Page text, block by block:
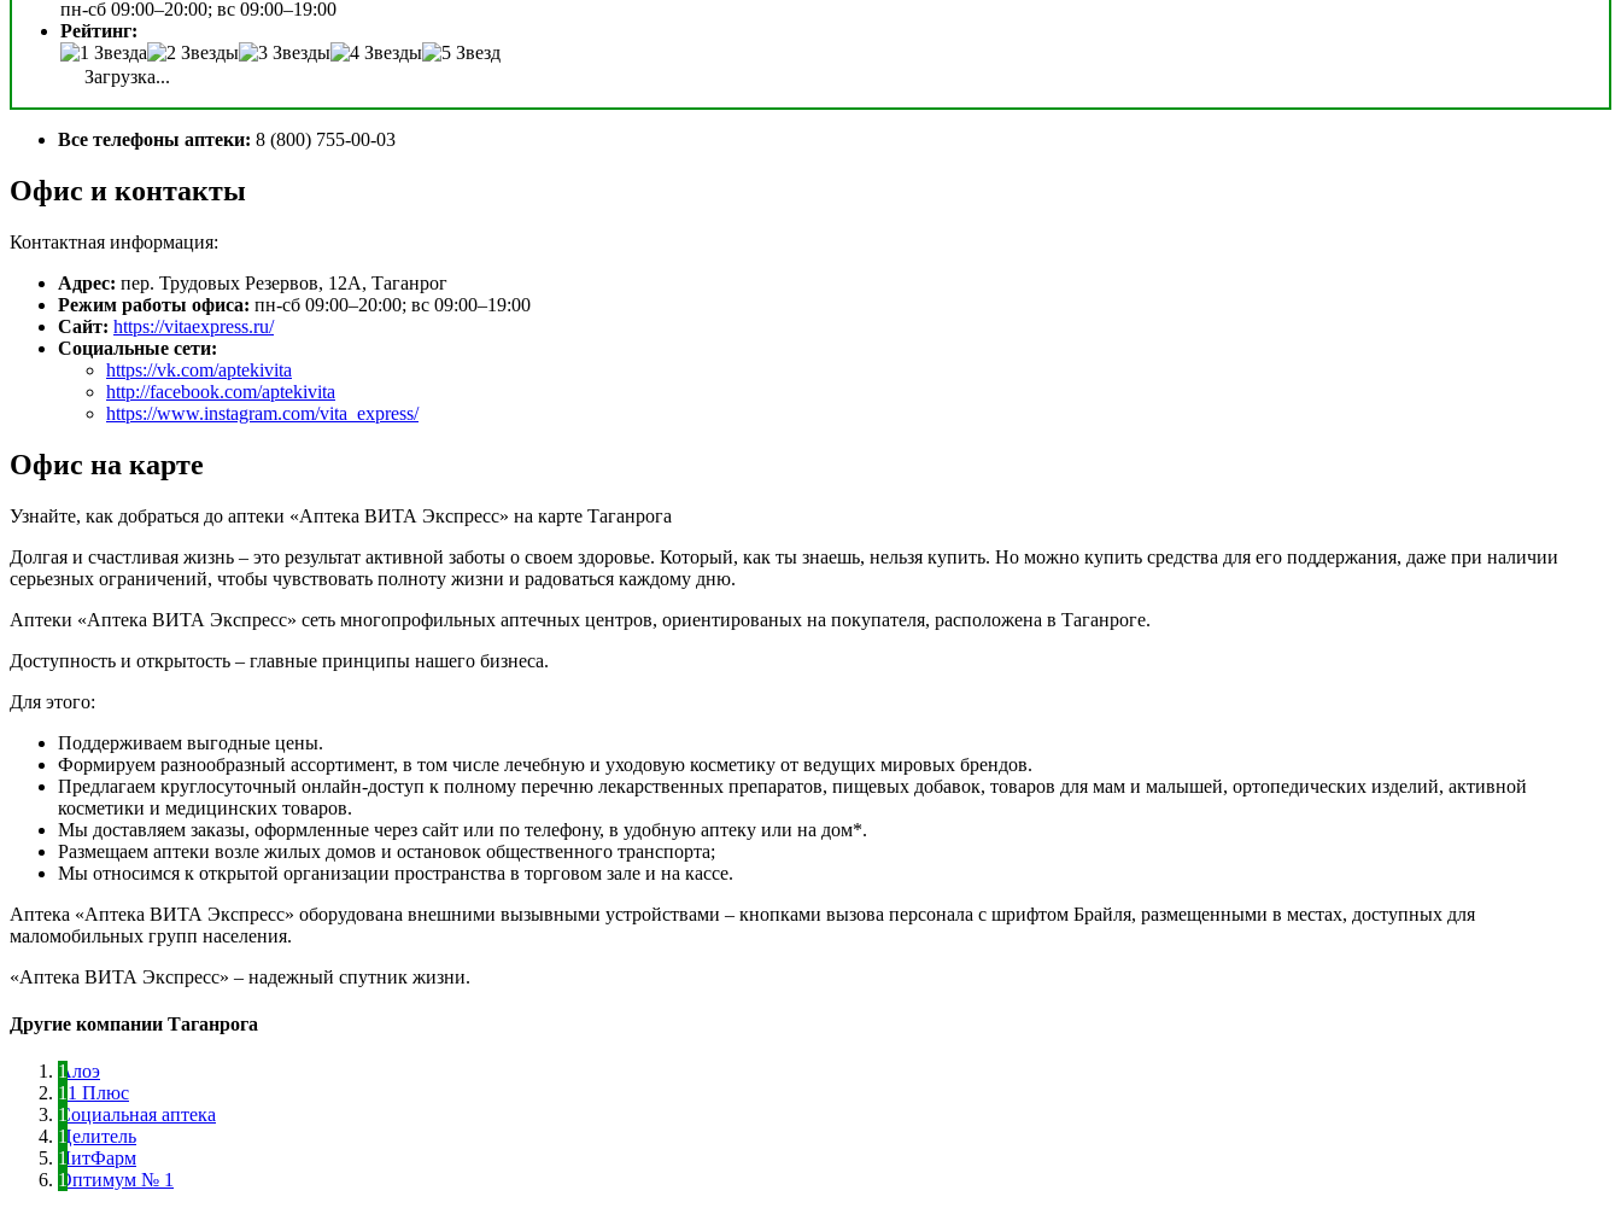
пн-сб 09:00–20:00; вс 09:00–19:00
Рейтинг:
Загрузка...
Все телефоны аптеки: 8 (800) 755-00-03
Офис и контакты
Контактная информация:
Адрес: пер. Трудовых Резервов, 12А, Таганрог
Режим работы офиса: пн-сб 09:00–20:00; вс 09:00–19:00
Сайт: https://vitaexpress.ru/
Социальные сети:
https://vk.com/aptekivita
http://facebook.com/aptekivita
https://www.instagram.com/vita_express/
Офис на карте
Узнайте, как добраться до аптеки «Аптека ВИТА Экспресс» на карте Таганрога
Долгая и счастливая жизнь – это результат активной заботы о своем здоровье. Который, как ты знаешь, нельзя купить. Но можно купить средства для его поддержания, даже при наличии
серьезных ограничений, чтобы чувствовать полноту жизни и радоваться каждому дню.
Аптеки «Аптека ВИТА Экспресс» сеть многопрофильных аптечных центров, ориентированых на покупателя, расположена в Таганроге.
Доступность и открытость – главные принципы нашего бизнеса.
Для этого:
Поддерживаем выгодные цены.
Формируем разнообразный ассортимент, в том числе лечебную и уходовую косметику от ведущих мировых брендов.
Предлагаем круглосуточный онлайн-доступ к полному перечню лекарственных препаратов, пищевых добавок, товаров для мам и малышей, ортопедических изделий, активной
косметики и медицинских товаров.
Мы доставляем заказы, оформленные через сайт или по телефону, в удобную аптеку или на дом*.
Размещаем аптеки возле жилых домов и остановок общественного транспорта;
Мы относимся к открытой организации пространства в торговом зале и на кассе.
Аптека «Аптека ВИТА Экспресс» оборудована внешними вызывными устройствами – кнопками вызова персонала с шрифтом Брайля, размещенными в местах, доступных для
маломобильных групп населения.
«Аптека ВИТА Экспресс» – надежный спутник жизни.
Другие компании Таганрога
Алоэ
61 Плюс
Социальная аптека
Целитель
ЛитФарм
Оптимум № 1